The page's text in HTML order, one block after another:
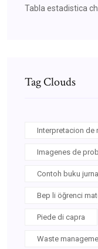
Tabla estadistica
Tag Clouds
Interpretacion de
Imagenes de
Contoh buku
Bep li öğrenci
Piede di capra
Waste